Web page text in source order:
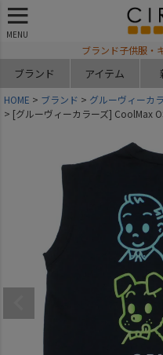
MENU
ブランド子供服・
ブランド アイテム
HOME ブランド
グルーヴィーカ
[グルーヴィーカラーズ] CoolMax